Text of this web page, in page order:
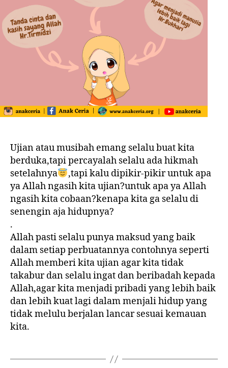
Ujian atau musibah emang selalu buat kita
berduka,tapi percayalah selalu ada hikmah
setelahnya
,tapi kalu dipikir-pikir untuk apa
ya Allah ngasih kita ujian?untuk apa ya Allah
ngasih kita cobaan?kenapa kita ga selalu di
senengin aja hidupnya?
.
Allah pasti selalu punya maksud yang baik
dalam setiap perbuatannya contohnya seperti
Allah memberi kita ujian agar kita tidak
takabur dan selalu ingat dan beribadah kepada
Allah,agar kita menjadi pribadi yang lebih baik
dan lebih kuat lagi dalam menjali hidup yang
tidak melulu berjalan lancar sesuai kemauan
kita.